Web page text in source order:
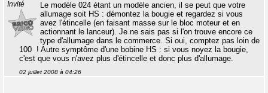
Invité
Le modèle 024 étant un modèle ancien, il se peut que votre
allumage soit HS : démontez la bougie et regardez si vous
avez l'étincelle (en faisant masse sur le bloc moteur et en
actionnant le lanceur). Je ne sais pas si l'on trouve encore ce
type d'allumage dans le commerce. Si oui, comptez pas loin de
100  ! Autre symptôme d'une bobine HS : si vous noyez la bougie,
c'est que vous n'avez plus d'étincelle et donc plus d'allumage.
02 juillet 2008 à 04:26